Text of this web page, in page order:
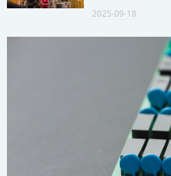
领先的大功率变
流、轨道交通、
电电源、特种电
变器测试电源、
用于化工电解、
道交通、电力、
领先的大功率变
2025-09-18